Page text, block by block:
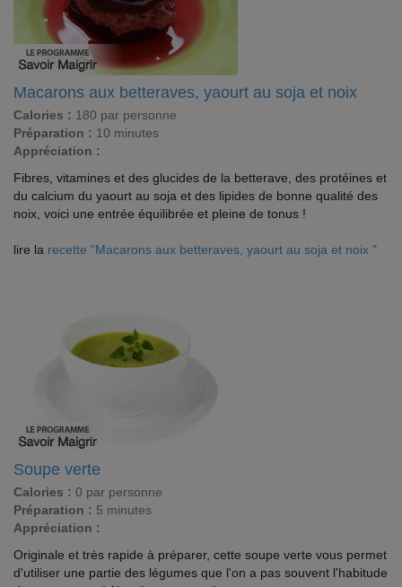
Macarons aux betteraves, yaourt au soja et noix
Calories : 180 par personne
Préparation : 10 minutes
Appréciation :
Fibres, vitamines et des glucides de la betterave, des protéines et
du calcium du yaourt au soja et des lipides de bonne qualité des
noix, voici une entrée équilibrée et pleine de tonus !
lire la recette "Macarons aux betteraves, yaourt au soja et noix "
Soupe verte
Calories : 0 par personne
Préparation : 5 minutes
Appréciation :
Originale et très rapide à préparer, cette soupe verte vous permet
d'utiliser une partie des légumes que l'on a pas souvent l'habitude